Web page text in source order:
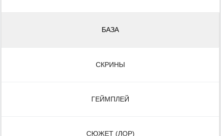
БАЗА
СКРИНЫ
ГЕЙМПЛЕЙ
СЮЖЕТ (ЛОР)